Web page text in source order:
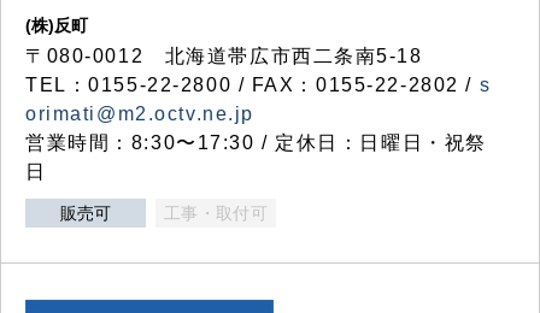
(株)反町
〒080-0012 北海道帯広市西二条南5-18
TEL：0155-22-2800 / FAX：0155-22-2802 / s
orimati@m2.octv.ne.jp
営業時間：8:30〜17:30 / 定休日：日曜日・祝祭
日
販売可 工事・取付可